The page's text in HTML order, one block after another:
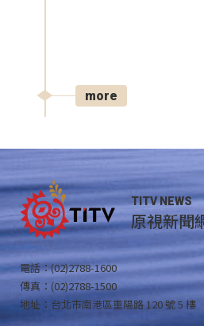
more
TITV NEWS
原視新聞
電話：(02)2788-1600
傳真：(02)2788-1500
地址：台北市南港區重陽路 120 號 5 樓